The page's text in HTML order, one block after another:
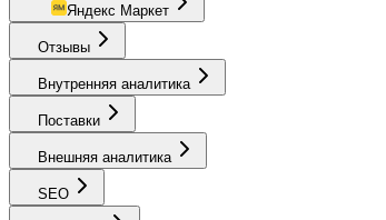
Яндекс Маркет
Отзывы
Внутренняя аналитика
Поставки
Внешняя аналитика
SEO